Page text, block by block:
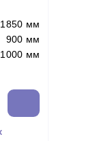
1850 мм
900 мм
1000 мм